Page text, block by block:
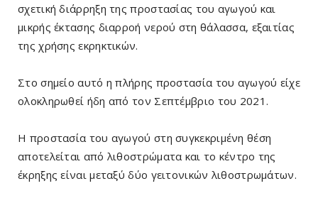
σχετική διάρρηξη της προστασίας του αγωγού και
μικρής έκτασης διαρροή νερού στη θάλασσα, εξαιτίας
της χρήσης εκρηκτικών.
Στο σημείο αυτό η πλήρης προστασία του αγωγού είχε
ολοκληρωθεί ήδη από τον Σεπτέμβριο του 2021.
Η προστασία του αγωγού στη συγκεκριμένη θέση
αποτελείται από λιθοστρώματα και το κέντρο της
έκρηξης είναι μεταξύ δύο γειτονικών λιθοστρωμάτων.